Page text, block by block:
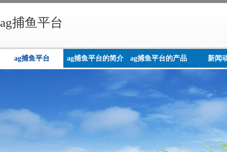
ag捕鱼平台
ag捕鱼平台 ag捕鱼平台的简介 ag捕鱼平台的产品 新闻